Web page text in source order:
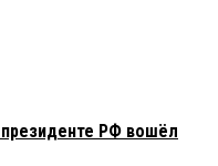
президенте РФ вошёл